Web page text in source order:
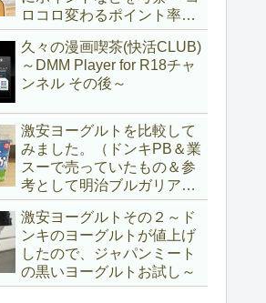
ロコロ変わるポイント率に
注意＆株主優待券はポイン
ト率が低い時に使うべし～
久々の漫画喫茶(快活CLUB)
～DMM Player for R18チャ
ンネル その後～
激安ヨーグルトを比較して
みました。（ドンキPB＆業
スーで売っていたもの＆参
考として明治ブルガリアヨ
ーグルト)
激安ヨーグルトその２～ド
ンキのヨーグルトが値上げ
したので、ジャパンミート
の黒いヨーグルトお試し～